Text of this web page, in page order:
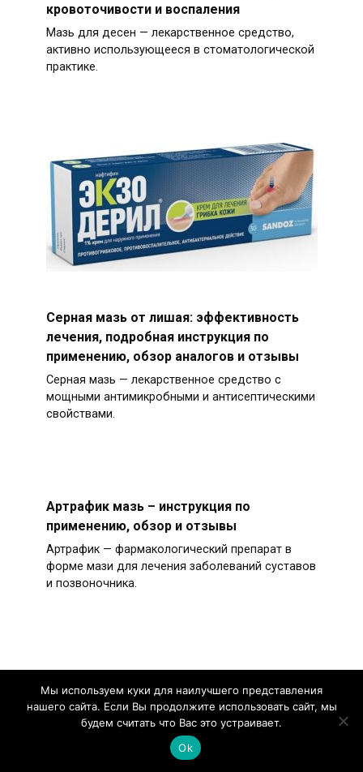
кровоточивости и воспаления
Мазь для десен — лекарственное средство,
активно использующееся в стоматологической
практике.
Серная мазь от лишая: эффективность
лечения, подробная инструкция по
применению, обзор аналогов и отзывы
Серная мазь — лекарственное средство с
мощными антимикробными и антисептическими
свойствами.
Артрафик мазь – инструкция по
применению, обзор и отзывы
Артрафик — фармакологический препарат в
форме мази для лечения заболеваний суставов
и позвоночника.
эффективность, подробная инструкция и
показания к применению, обзор аналогов
и отзывы
Остеохондроз относится к хроническим
Мы используем куки для наилучшего представления
нашего сайта. Если Вы продолжите использовать сайт, мы
будем считать что Вас это устраивает.
Ok